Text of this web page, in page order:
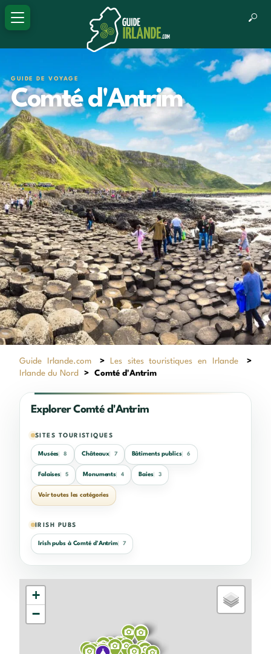
GUIDE DE VOYAGE
Comté d'Antrim
Guide Irlande.com > Les sites touristiques en Irlande
>
Irlande du Nord
> Comté d'Antrim
Explorer Comté d'Antrim
SITES TOURISTIQUES
Musées 8 Châteaux 7 Bâtiments publics 6
Falaises 5 Monuments 4 Baies 3
Voir toutes les catégories
IRISH PUBS
Irish pubs à Comté d'Antrim 7
+
−